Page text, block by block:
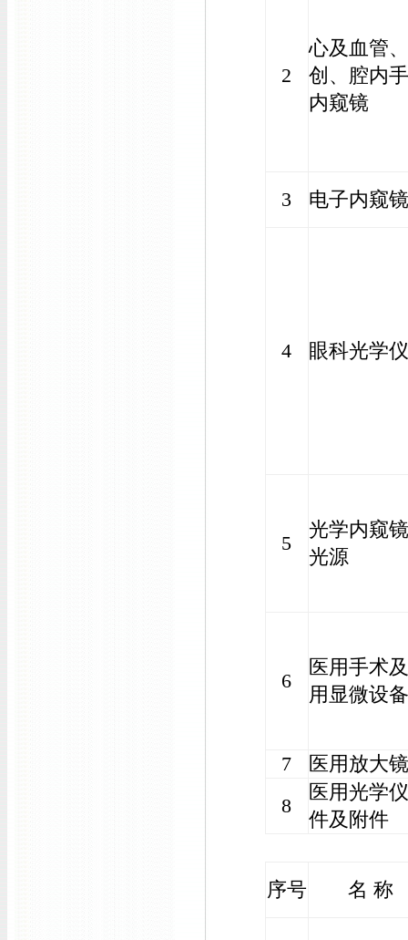
2
心及血管
创、腔内
内窥镜
3 电子内窥镜
4 眼科光学
5
光学内窥
光源
6
医用手术
用显微设备
7
医用放大镜
8
医用光学
件及附件
序号 名 称